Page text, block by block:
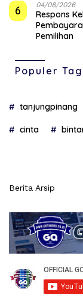
6 04/08/2026
‎Respons
Pemilihan
Populer Tag
tanjungpinang
cinta
Berita Arsip